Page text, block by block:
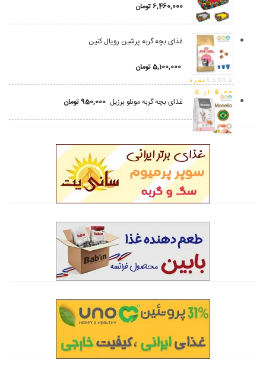
6,460,000تومان
غذای بچه گربه پرشین رویال کنین
نمره
5.00 از 5
5,100,000تومان
غذای بچه گربه مونلو برزیل 950,000 تومان